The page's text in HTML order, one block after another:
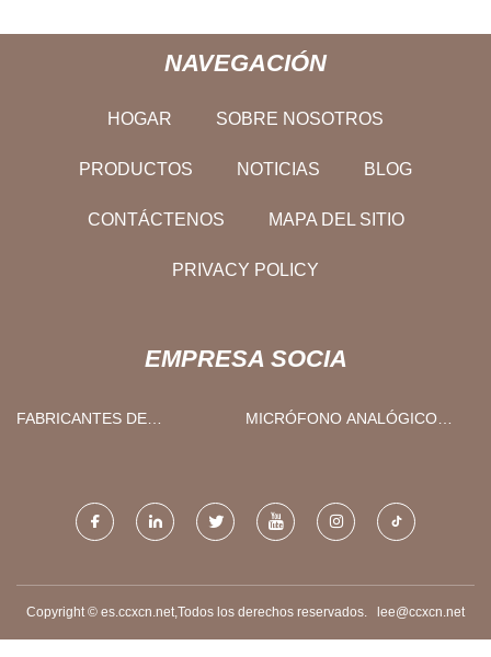
NAVEGACIÓN
HOGAR SOBRE NOSOTROS
PRODUCTOS NOTICIAS BLOG
CONTÁCTENOS MAPA DEL SITIO
PRIVACY POLICY
EMPRESA SOCIA
FABRICANTES DE
MICRÓFONO ANALÓGICO
Copyright © es.ccxcn.net,Todos los derechos reservados. lee@ccxcn.net